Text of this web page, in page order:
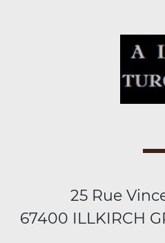
25 Rue
67400 ILLKIRCH